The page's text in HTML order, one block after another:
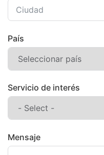
País
Servicio de interés
Mensaje